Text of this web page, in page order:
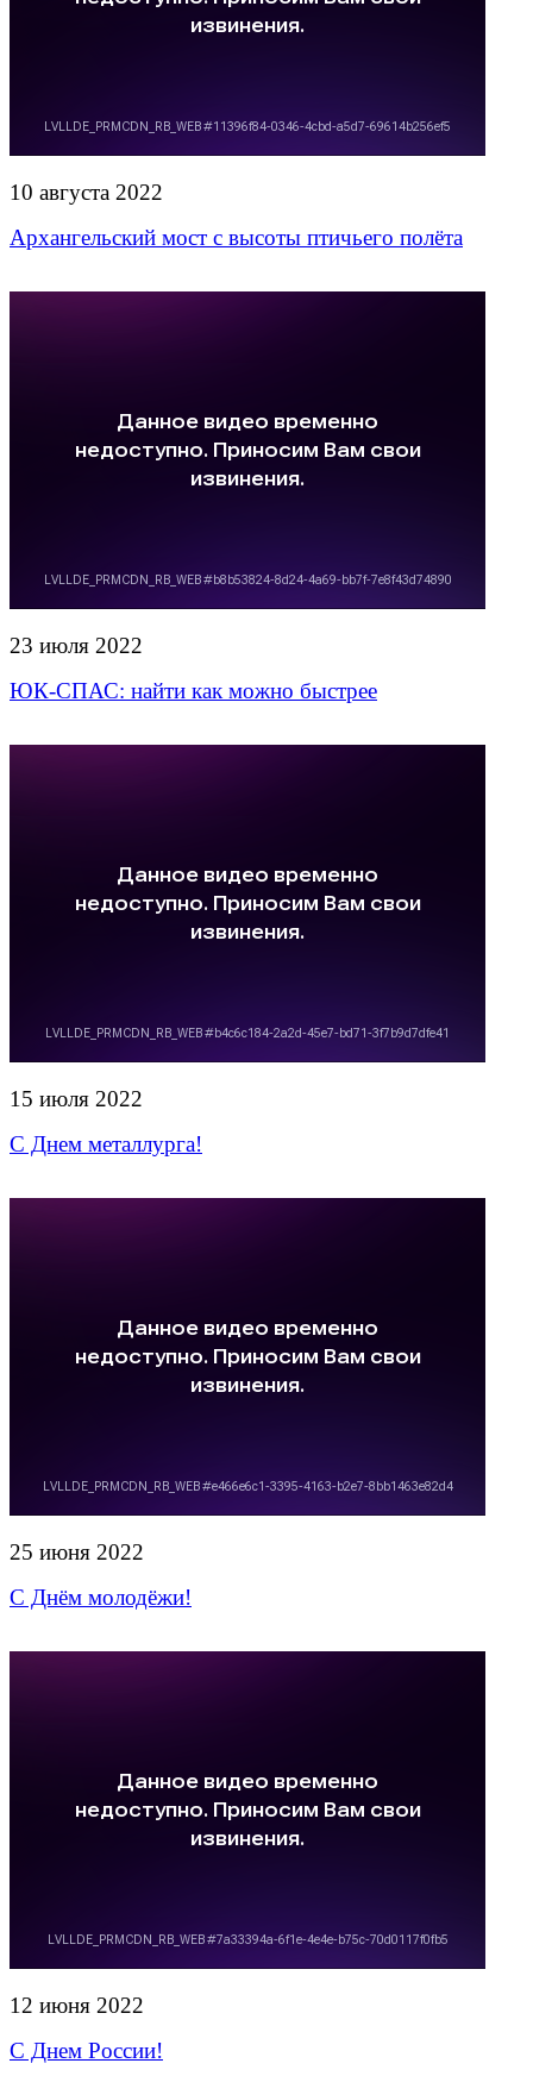
10 августа 2022
Архангельский мост с высоты птичьего полёта
23 июля 2022
ЮК-СПАС: найти как можно быстрее
15 июля 2022
С Днем металлурга!
25 июня 2022
С Днём молодёжи!
12 июня 2022
С Днем России!